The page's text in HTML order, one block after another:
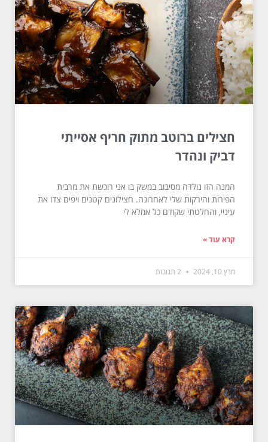
חצילים ברוטב מתוק חריף אסייתי
דביק ונהדר
המנה הזו נולדה מסיבוב במשק בו אני רוכשת את מרבית
הפירות והירקות שלי לאחרונה. חצילונים קטנים ויפים צדו את
עיניי, והחלטתי שקודם כל אמלא לי
קרא עוד »
מרץ 10, 2024